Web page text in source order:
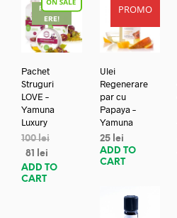
REDUC
ERE!
Pachet
Struguri
LOVE –
Yamuna
Luxury
100lei
81
lei
ADD TO
CART
PROMO
Ulei
Regenerare
par cu
Papaya –
Yamuna
25 lei
ADD TO
CART